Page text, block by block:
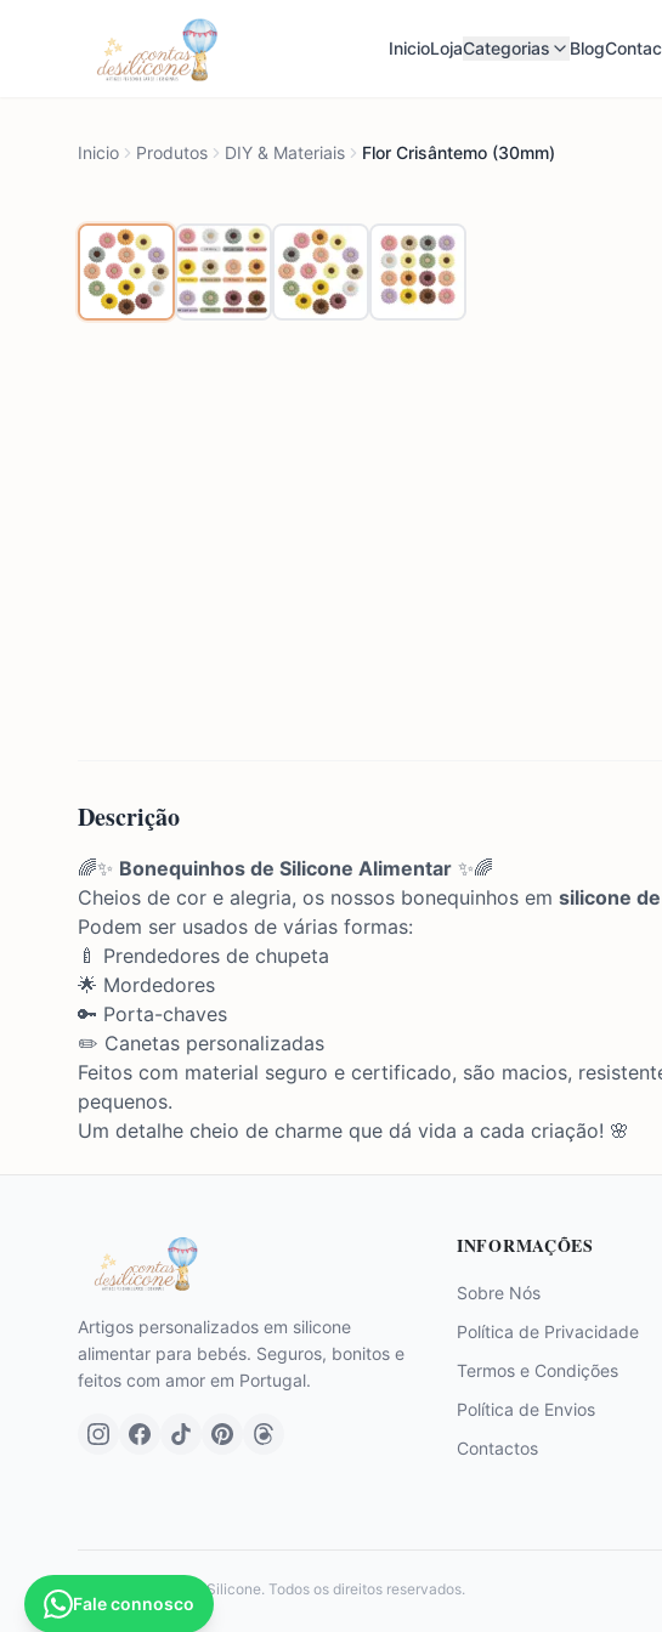
InicioLojaCategorias Blog
Inicio Produtos DIY & Materiais Flor Crisântemo (30mm)
Descrição
🌈✨ Bonequinhos de Silicone Alimentar ✨🌈
Cheios de cor e alegria, os nossos bonequinhos em silicone
Podem ser usados de várias formas:
🍼 Prendedores de chupeta
🌟 Mordedores
🔑 Porta-chaves
✏️ Canetas personalizadas
Feitos com material seguro e certificado, são macios,
pequenos.
Um detalhe cheio de charme que dá vida a cada criação! 🌸
Artigos personalizados em silicone
alimentar para bebés. Seguros, bonitos e
feitos com amor em Portugal.
INFORMAÇÕES
Sobre Nós
Política de Privacidade
Termos e Condições
Política de Envios
Contactos
Contas de Silicone. Todos os direitos reservados.
Fale connosco